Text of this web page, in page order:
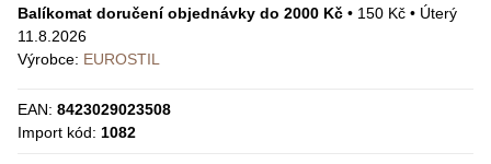
Balíkomat doručení objednávky do 2000 Kč • 150 Kč • Úterý
11.8.2026
Výrobce: EUROSTIL
EAN: 8423029023508
Import kód: 1082